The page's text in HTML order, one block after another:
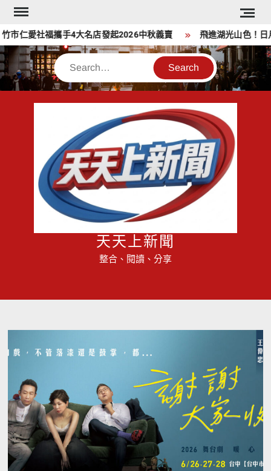
Skip
content
愛社福攜手4大名店發起2026中秋義賣 飛進湖光山色！日月
Search
天天上新聞
整合、閱讀、分享